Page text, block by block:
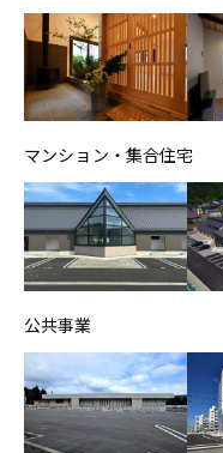
マンション・集合住宅
公共事業